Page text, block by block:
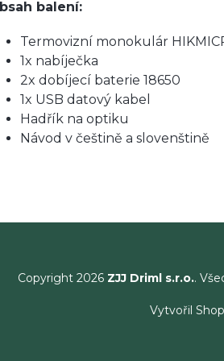
balení:
Termovizní monokulár
1x nabíječka
2x dobíjecí baterie 18650
1x USB datový kabel
Hadřík na optiku
Návod v češtině a slovenštině
Copyright 2026 ZJJ Driml s.r.o..
Vytvořil